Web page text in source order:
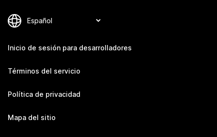
Inicio de sesión para desarrolladores
Términos del servicio
Política de privacidad
Mapa del sitio